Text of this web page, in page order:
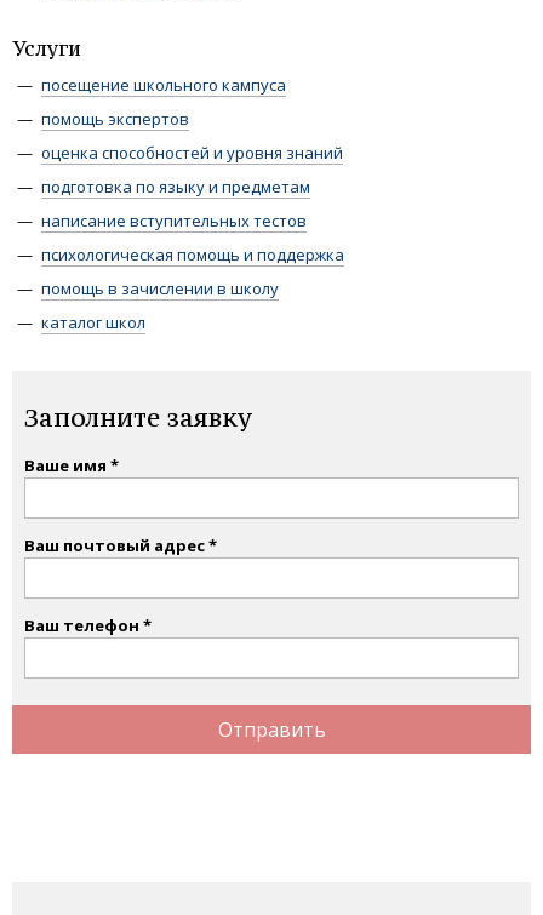
Услуги
посещение школьного кампуса
помощь экспертов
оценка способностей и уровня знаний
подготовка по языку и предметам
написание вступительных тестов
психологическая помощь и поддержка
помощь в зачислении в школу
каталог школ
Заполните заявку
Ваше имя
Ваш почтовый адрес
Ваш телефон
Отправить